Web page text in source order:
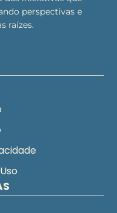
perspectivas e
raízes.